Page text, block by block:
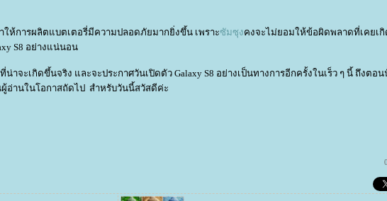
ห้การผลิตแบตเตอรี่มีความปลอดภัยมากยิ่งขึ้น เพราะซัมซุงคงจะไม่ยอมให้ข้อผิดพลาดที่เคยเ
S8 อย่างแน่นอน
จะเกิดขึ้นจริง และจะประกาศวันเปิดตัว Galaxy S8 อย่างเป็นทางการอีกครั้งในเร็ว ๆ นี้ ถึงตอน
อ่านในโอกาสถัดไป สำหรับวันนี้สวัสดีค่ะ